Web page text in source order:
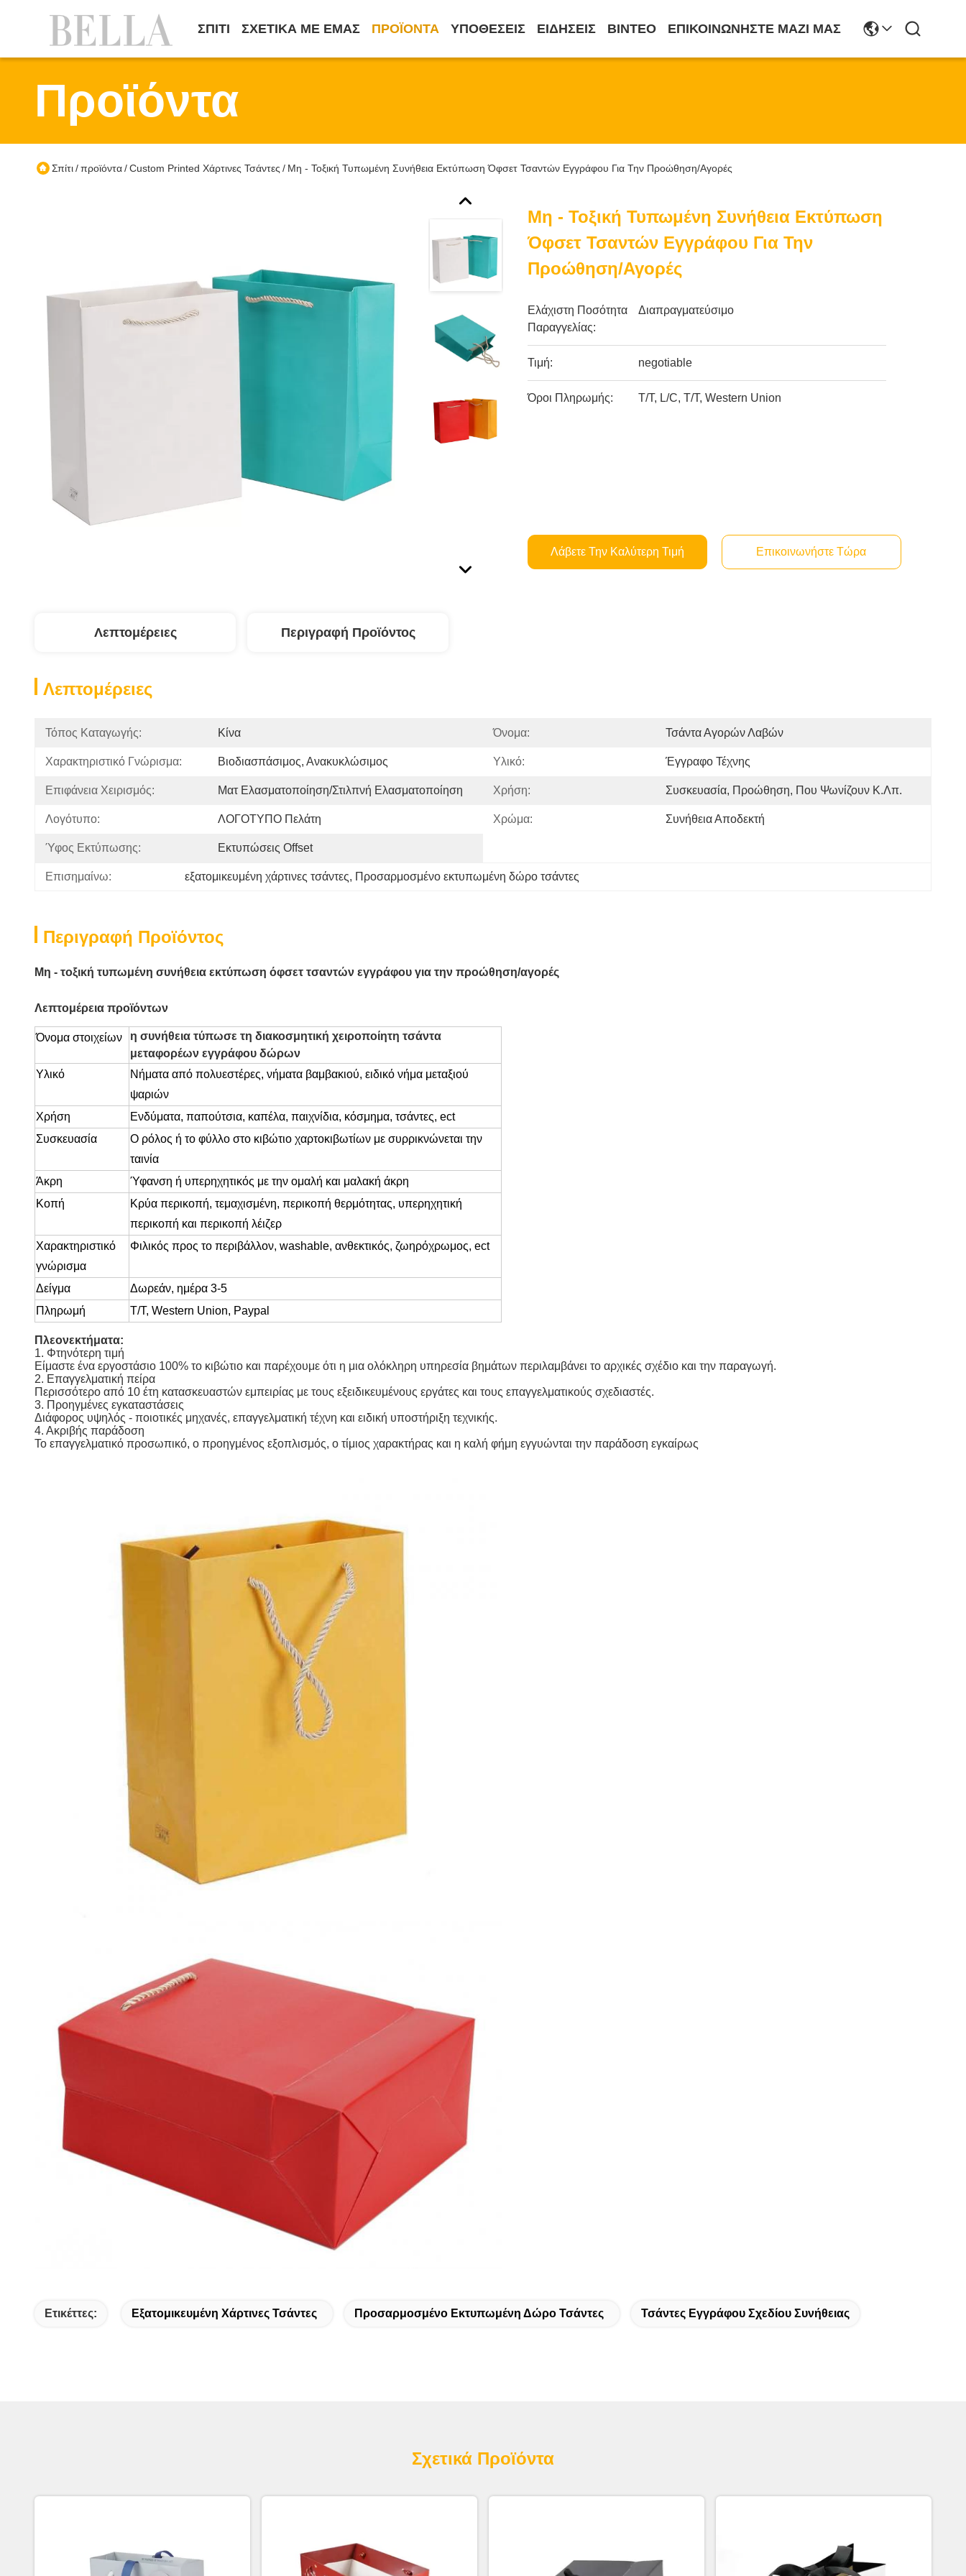
ΣΠΊΤΙ ΣΧΕΤΙΚΆ ΜΕ ΕΜΆΣ ΠΡΟΪΌΝΤΑ ΥΠΟΘΈΣΕΙΣ ΕΙΔΉΣΕΙΣ ΒΊΝΤΕΟ ΕΠΙΚΟΙΝΩΝΉΣΤΕ ΜΑΖΊ ΜΑΣ
Προϊόντα
Σπίτι/προϊόντα/Custom Printed Χάρτινες Τσάντες / Μη - Τοξική Τυπωμένη Συνήθεια Εκτύπωση Όφσετ Τσαντών Εγγράφου Για Την Προώθηση/αγορές
Μη - Τοξική Τυπωμένη Συνήθεια Εκτύπωση
Όφσετ Τσαντών Εγγράφου Για Την
Προώθηση/αγορές
Ελάχιστη Ποσότητα
Παραγγελίας:
Διαπραγματεύσιμο
Τιμή: negotiable
Όροι Πληρωμής: T/T, L/C, T/T, Western Union
Λάβετε Την Καλύτερη Τιμή Επικοινωνήστε Τώρα
Λεπτομέρειες Περιγραφή Προϊόντος
Λεπτομέρειες
Τόπος Καταγωγής: Κίνα Όνομα: Τσάντα Αγορών Λαβών
Χαρακτηριστικό Γνώρισμα: Βιοδιασπάσιμος, Ανακυκλώσιμος Υλικό: Έγγραφο Τέχνης
Επιφάνεια Χειρισμός: Ματ Ελασματοποίηση/στιλπνή Ελασματοποίηση Χρήση: Συσκευασία, Προώθηση, Που Ψωνίζουν Κ.λπ.
Λογότυπο: ΛΟΓΟΤΥΠΟ Πελάτη Χρώμα: Συνήθεια Αποδεκτή
Ύφος Εκτύπωσης: Εκτυπώσεις Offset
Επισημαίνω: εξατομικευμένη χάρτινες τσάντες, Προσαρμοσμένο εκτυπωμένη δώρο τσάντες
Περιγραφή Προϊόντος
Μη - τοξική τυπωμένη συνήθεια εκτύπωση όφσετ τσαντών εγγράφου για την προώθηση/αγορές
Λεπτομέρεια προϊόντων
Όνομα στοιχείων
η συνήθεια τύπωσε τη διακοσμητική χειροποίητη τσάντα
μεταφορέων εγγράφου δώρων
Υλικό
Νήματα από πολυεστέρες, νήματα βαμβακιού, ειδικό νήμα μεταξιού
ψαριών
Χρήση
Ενδύματα, παπούτσια, καπέλα, παιχνίδια, κόσμημα, τσάντες, ect
Συσκευασία
Ο ρόλος ή το φύλλο στο κιβώτιο χαρτοκιβωτίων με συρρικνώνεται την
ταινία
Άκρη
Ύφανση ή υπερηχητικός με την ομαλή και μαλακή άκρη
Κοπή
Κρύα περικοπή, τεμαχισμένη, περικοπή θερμότητας, υπερηχητική
περικοπή και περικοπή λέιζερ
Χαρακτηριστικό
γνώρισμα
Φιλικός προς το περιβάλλον, washable, ανθεκτικός, ζωηρόχρωμος, ect
Δείγμα Δωρεάν, ημέρα 3-5
Πληρωμή
T/T, Western Union, Paypal
Πλεονεκτήματα:
1. Φτηνότερη τιμή
Είμαστε ένα εργοστάσιο 100% το κιβώτιο και παρέχουμε ότι η μια ολόκληρη υπηρεσία βημάτων περιλαμβάνει το αρχικές σχέδιο και την παραγωγή.
2. Επαγγελματική πείρα
Περισσότερο από 10 έτη κατασκευαστών εμπειρίας με τους εξειδικευμένους εργάτες και τους επαγγελματικούς σχεδιαστές.
3. Προηγμένες εγκαταστάσεις
Διάφορος υψηλός - ποιοτικές μηχανές, επαγγελματική τέχνη και ειδική υποστήριξη τεχνικής.
4. Ακριβής παράδοση
Το επαγγελματικό προσωπικό, ο προηγμένος εξοπλισμός, ο τίμιος χαρακτήρας και η καλή φήμη εγγυώνται την παράδοση εγκαίρως
Ετικέττες: Εξατομικευμένη Χάρτινες Τσάντες Προσαρμοσμένο Εκτυπωμένη Δώρο Τσάντες Τσάντες Εγγράφου Σχεδίου Συνήθειας
Σχετικά Προϊόντα